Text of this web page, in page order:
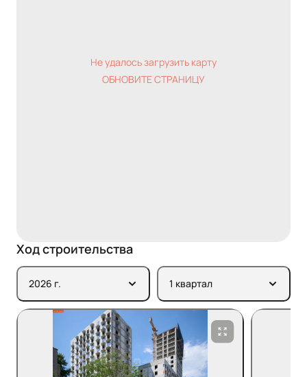
Не удалось загрузить карту
ОБНОВИТЕ СТРАНИЦУ
Ход строительства
2026 г. 1 квартал